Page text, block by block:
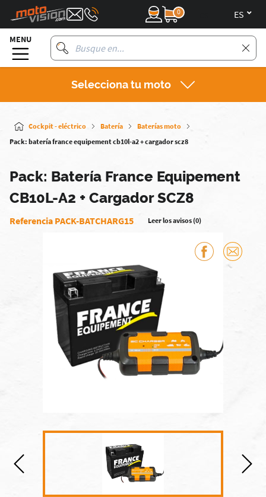
0
MENU
Selecciona tu moto
Cockpit - eléctrico Batería
Baterías moto
Pack: batería france equipement cb10l-a2 + cargador scz8
Pack: Batería France Equipement
CB10L-A2 + Cargador SCZ8
Referencia PACK-BATCHARG15 Leer los avisos (0)